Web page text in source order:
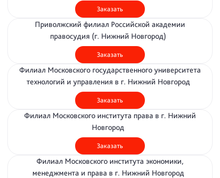
Заказать
Приволжский филиал Российской академии
правосудия (г. Нижний Новгород)
Заказать
Филиал Московского государственного университета
технологий и управления в г. Нижний Новгород
Заказать
Филиал Московского института права в г. Нижний
Новгород
Заказать
Филиал Московского института экономики,
менеджмента и права в г. Нижний Новгород